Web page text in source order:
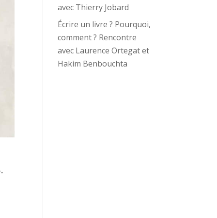
avec Thierry Jobard
Écrire un livre ? Pourquoi,
comment ? Rencontre
avec Laurence Ortegat et
Hakim Benbouchta